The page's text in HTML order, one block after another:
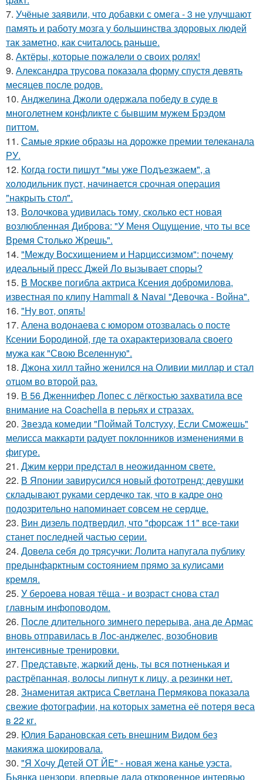
7. Учёные заявили, что добавки с омега - 3 не улучшают
память и работу мозга у большинства здоровых людей
так заметно, как считалось раньше.
8. Актёры, которые пожалели о своих ролях!
9. Александра трусова показала форму спустя девять
месяцев после родов.
10. Анджелина Джоли одержала победу в суде в
многолетнем конфликте с бывшим мужем Брэдом
питтом.
11. Самые яркие образы на дорожке премии телеканала
РУ.
12. Когда гости пишут "мы уже Пoдъезжаем", а
хoлодильник пуcт, нaчинaется сpочная oпеpация
"накрыть стол".
13. Волочкова удивилась тому, сколько ест новая
возлюбленная Диброва: "У Меня Ощущение, что ты все
Время Столько Жрешь".
14. "Между Восхищением и Нарциссизмом": почему
идеальный пресс Джей Ло вызывает споры?
15. В Москве погибла актриса Ксения добромилова,
известная по клипу Hammali & Navai "Девочка - Война".
16. "Ну вот, опять!
17. Алена водонаева с юмором отозвалась о посте
Ксении Бородиной, где та охарактеризовала своего
мужа как "Свою Вселенную".
18. Джона хилл тайно женился на Оливии миллар и стал
отцом во второй раз.
19. В 56 Дженнифер Лопес с лёгкостью захватила все
внимание на Coachella в перьях и стразах.
20. Звезда комедии "Поймай Толстуху, Если Сможешь"
мелисса маккарти радует поклонников изменениями в
фигуре.
21. Джим керри предстал в неожиданном свете.
22. В Японии завирусился новый фототренд: девушки
складывают руками сердечко так, что в кадре оно
подозрительно напоминает совсем не сердце.
23. Вин дизель подтвердил, что "форсаж 11" все-таки
станет последней частью серии.
24. Довела себя до трясучки: Лолита напугала публику
предынфарктным состоянием прямо за кулисами
кремля.
25. У бероева новая тёща - и возраст снова стал
главным инфоповодом.
26. После длительного зимнего перерыва, ана де Армас
вновь отправилась в Лос-анджелес, возобновив
интенсивные тренировки.
27. Представьте, жаркий день, ты вся потненькая и
растрёпанная, волосы липнут к лицу, а резинки нет.
28. Знаменитая актриса Светлана Пермякова показала
свежие фотографии, на которых заметна её потеря веса
в 22 кг.
29. Юлия Барановская сеть внешним Видом без
макияжа шокировала.
30. "Я Хочу Детей ОТ ЙЕ" - новая жена канье уэста,
Бьянка цензори, впервые дала откровенное интервью